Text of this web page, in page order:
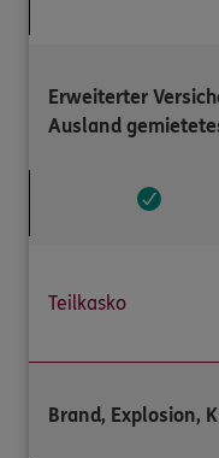
Erweiterter
Ausland
Teilkasko
Brand, Explosion,